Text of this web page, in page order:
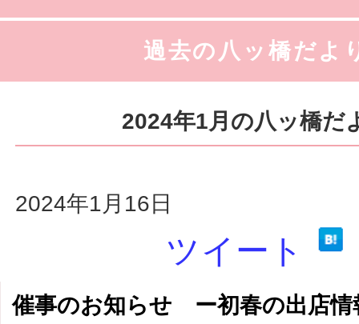
過去の八ッ橋だよ
2024年1月の八ッ橋だ
2024年1月16日
ツイート
催事のお知らせ ー初春の出店情